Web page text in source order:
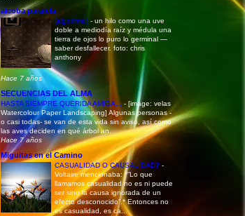
alcoba paralela
(algoritmo) - un hilo como una uve
doble a mediodía raíz y médula una
tierra de ojos lo puro lo germinal —
saber desfallecer. foto: chris
anthony
Hace 7 años
SECUENCIAS DEL ALMA
HASTA SIEMPRE QUERIDA AMIGA... - [image: velas
Watercolour Paper Landscaping] Algunas personas -
o casi todas- se van de esta vida sin aviso, así como
las aves deciden en qué árbol an...
Hace 7 años
Miguitas en el Camino
CASUALIDAD O CAUSALIDAD? -
Voltaire mencionaba: *“Lo que
llamamos casualidad no es ni puede
ser sino la causa ignorada de un
efecto desconocido”.* Entonces no
es casualidad, es ca...